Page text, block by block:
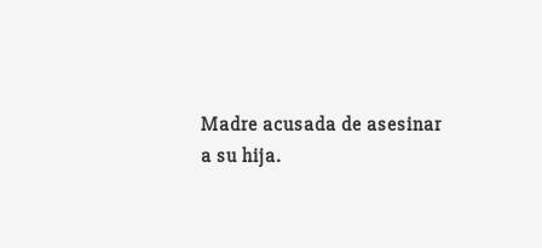
Madre acusada de asesinar
a su hija.